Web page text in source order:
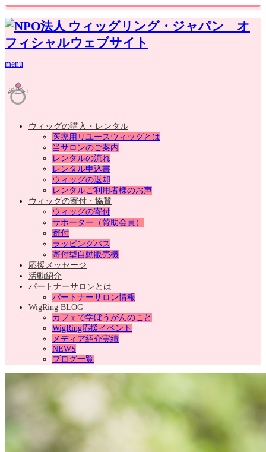
menu
ウィッグの購入・レンタル
医療用リユースウィッグとは
当サロンのご案内
レンタルの流れ
レンタル申込書
ウィッグの返却
レンタルご利用者様のお声
ウィッグの寄付・協賛
ウィッグの寄付
サポーター（賛助会員）
寄付
ラッピングバス
寄付型自動販売機
応援メッセージ
活動紹介
パートナーサロンとは
パートナーサロン情報
WigRing BLOG
カフェで学ぼうがんのこと
WigRing応援イベント
メディア紹介実績
NEWS
ブログ一覧